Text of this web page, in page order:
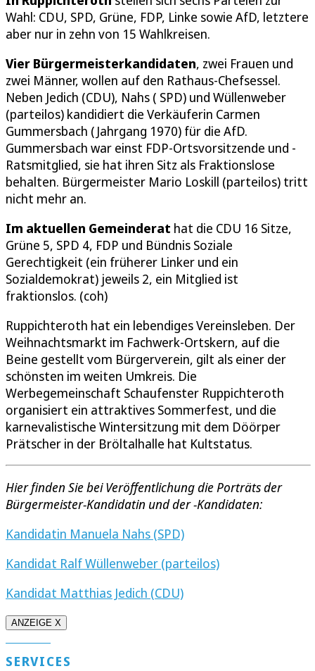
Wahl: CDU, SPD, Grüne, FDP, Linke sowie AfD, letztere
aber nur in zehn von 15 Wahlkreisen.
Vier Bürgermeisterkandidaten, zwei Frauen und
zwei Männer, wollen auf den Rathaus-Chefsessel.
Neben Jedich (CDU), Nahs ( SPD) und Wüllenweber
(parteilos) kandidiert die Verkäuferin Carmen
Gummersbach (Jahrgang 1970) für die AfD.
Gummersbach war einst FDP-Ortsvorsitzende und -
Ratsmitglied, sie hat ihren Sitz als Fraktionslose
behalten. Bürgermeister Mario Loskill (parteilos) tritt
nicht mehr an.
Im aktuellen Gemeinderat hat die CDU 16 Sitze,
Grüne 5, SPD 4, FDP und Bündnis Soziale
Gerechtigkeit (ein früherer Linker und ein
Sozialdemokrat) jeweils 2, ein Mitglied ist
fraktionslos. (coh)
Ruppichteroth hat ein lebendiges Vereinsleben. Der
Weihnachtsmarkt im Fachwerk-Ortskern, auf die
Beine gestellt vom Bürgerverein, gilt als einer der
schönsten im weiten Umkreis. Die
Werbegemeinschaft Schaufenster Ruppichteroth
organisiert ein attraktives Sommerfest, und die
karnevalistische Wintersitzung mit dem Döörper
Prätscher in der Bröltalhalle hat Kultstatus.
Hier finden Sie bei Veröffentlichung die Porträts der
Bürgermeister-Kandidatin und der -Kandidaten:
Kandidatin Manuela Nahs (SPD)
Kandidat Ralf Wüllenweber (parteilos)
Kandidat Matthias Jedich (CDU)
ANZEIGE X
SERVICES